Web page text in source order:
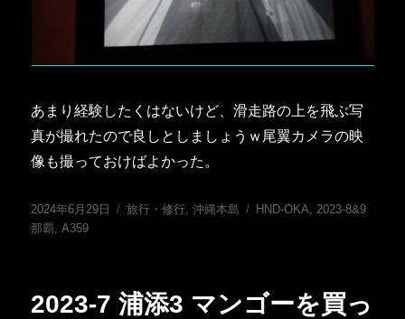
あまり経験したくはないけど、滑走路の上を飛ぶ写
真が撮れたので良しとしましょうｗ尾翼カメラの映
像も撮っておけばよかった。
投
稿
2024年6月29日
カ
旅行・修行,沖縄本島
タ
HND-OKA,2023-8&9
那覇,A359
2023-7 浦添3 マンゴーを買っ